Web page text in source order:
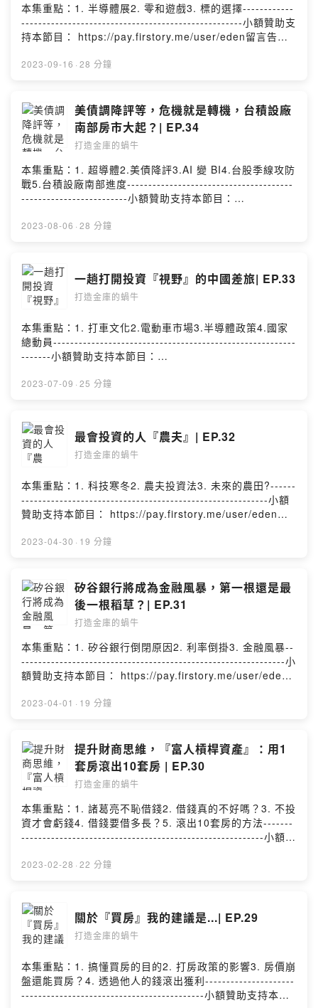
本集重點：1. 半導體展2. 零和遊戲3. 標的選擇------------
----------------------------------------------------小額贊助支
持本節目： https://pay.firstory.me/user/eden留言告訴
https://open.firstory.me/story/cl0otx4gc07150847w22
https://open.firstory.me/user/ckncv8iyukj5a0990rdftm
zvm/platformsPowered by Firstory Hosting
2023-09-16 · 28 分鐘
美債調降評等，危機就是轉機，台積設廠
南部房市大起？| EP.34
打造金庫的蝸牛
本集重點：1. 超導體2.美債降評3.AI 變 BI4.台股季線攻防
戰5.台積設廠南部進度---------------------------------------
-------------------------小額贊助支持本節目：
的想法：
eden850120w@gmail.com分享我的頻道：
https://open.firstory.me/user/ckncv8iyukj5a0990rdftm
zvm/platformsPowered by Firstory Hosting
2023-08-06 · 28 分鐘
一趟打開投資『視野』的中國差旅| EP.33
打造金庫的蝸牛
本集重點：1. 打車文化2.電動車市場3.半導體政策4.國家
總動員---------------------------------------------------------
-------小額贊助支持本節目：
的想法：
eden850120w@gmail.com分享我的頻道：
https://open.firstory.me/user/ckncv8iyukj5a0990rdftm
zvm/platformsPowered by Firstory Hosting
2023-07-09 · 25 分鐘
最會投資的人『農夫』| EP.32
打造金庫的蝸牛
本集重點：1. 科技寒冬2. 農夫投資法3. 未來的農田?------
----------------------------------------------------------小額
贊助支持本節目： https://pay.firstory.me/user/eden留
https://open.firstory.me/story/cl0otx4gc07150847w22
https://open.firstory.me/user/ckncv8iyukj5a0990rdftm
zvm/platformsPowered by Firstory Hosting
2023-04-30 · 19 分鐘
矽谷銀行將成為金融風暴，第一根還是最
後一根稻草？| EP.31
打造金庫的蝸牛
本集重點：1. 矽谷銀行倒閉原因2. 利率倒掛3. 金融風暴--
--------------------------------------------------------------小
額贊助支持本節目： https://pay.firstory.me/user/eden
https://open.firstory.me/story/cl0otx4gc07150847w22
https://open.firstory.me/user/ckncv8iyukj5a0990rdftm
zvm/platformsPowered by Firstory Hosting
2023-04-01 · 19 分鐘
提升財商思維，『富人槓桿資產』：用1
套房滾出10套房 | EP.30
打造金庫的蝸牛
本集重點：1. 諸葛亮不恥借錢2. 借錢真的不好嗎？3. 不投
資才會虧錢4. 借錢要借多長？5. 滾出10套房的方法-------
---------------------------------------------------------小額贊
告訴我你對這一集的想法：
eden850120w@gmail.com分享我的頻道：
https://open.firstory.me/user/ckncv8iyukj5a0990rdftm
zvm/platformsPowered by Firstory Hosting
2023-02-28 · 22 分鐘
關於『買房』我的建議是...| EP.29
打造金庫的蝸牛
本集重點：1. 搞懂買房的目的2. 打房政策的影響3. 房價崩
盤還能買房？4. 透過他人的錢滾出獲利---------------------
-------------------------------------------小額贊助支持本節